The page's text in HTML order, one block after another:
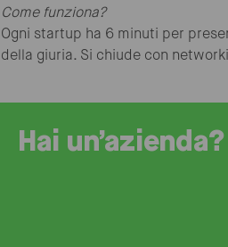
Come funziona?
Ogni startup ha 6 minuti per
della giuria. Si chiude con
Hai